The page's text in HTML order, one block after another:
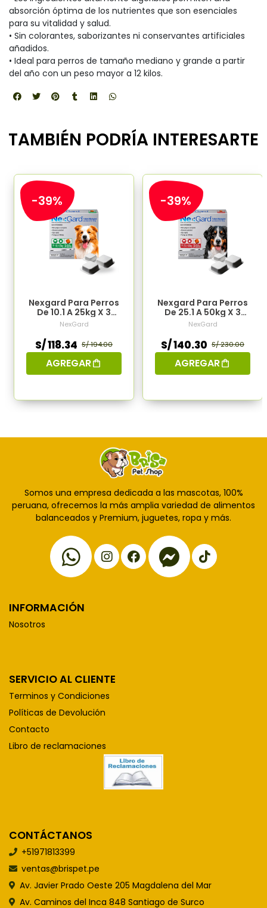
absorción óptima de los nutrientes que son esenciales
para su vitalidad y salud.
• Sin colorantes, saborizantes ni conservantes artificiales
añadidos.
• Ideal para perros de tamaño mediano y grande a partir
del año con un peso mayor a 12 kilos.
TAMBIÉN PODRÍA INTERESARTE
-39%
Nexgard Para Perros
De 10.1 A 25kg X 3
Tabletas
NexGard
S/ 194.00
S/ 118.34
AGREGAR
-39%
Nexgard Para Perros
De 25.1 A 50kg X 3
Tabletas
NexGard
S/ 230.00
S/ 140.30
AGREGAR
Somos una empresa dedicada a las mascotas, 100%
peruana, ofrecemos la más amplia variedad de alimentos
balanceados y Premium, juguetes, ropa y más.
INFORMACIÓN
Nosotros
SERVICIO AL CLIENTE
Terminos y Condiciones
Políticas de Devolución
Contacto
Libro de reclamaciones
CONTÁCTANOS
+51971813399
ventas@brispet.pe
Av. Javier Prado Oeste 205 Magdalena del Mar
Av. Caminos del Inca 848 Santiago de Surco